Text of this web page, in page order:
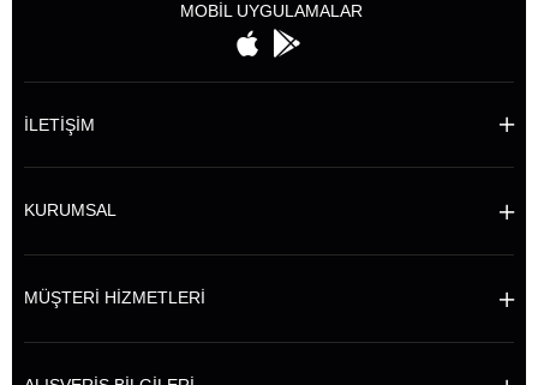
MOBİL UYGULAMALAR
İLETİŞİM
KURUMSAL
MÜŞTERİ HİZMETLERİ